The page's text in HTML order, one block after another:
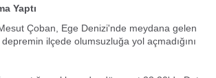
Yaptı
Çoban, Ege Denizi'nde meydana gelen
ilçede olumsuzluğa yol açmadığını